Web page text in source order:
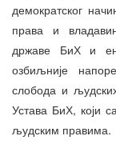
демократског
права и
државе БиХ и
озбиљније
слобода и
Устава БиХ, који
људским правима.